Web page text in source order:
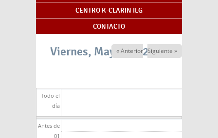
CENTRO K-CLARIN ILG
CONTACTO
Viernes, Mayo 29, 2026
« Anterior Siguiente »
Todo el
día
Antes de
01